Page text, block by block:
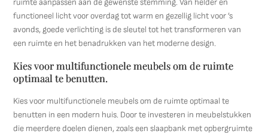
ruimte aanpassen aan de gewenste stemming. Van helder en
functioneel licht voor overdag tot warm en gezellig licht voor ’s
avonds, goede verlichting is de sleutel tot het transformeren van
een ruimte en het benadrukken van het moderne design.
Kies voor multifunctionele meubels om de ruimte
optimaal te benutten.
Kies voor multifunctionele meubels om de ruimte optimaal te
benutten in een modern huis. Door te investeren in meubelstukken
die meerdere doelen dienen, zoals een slaapbank met opbergruimte